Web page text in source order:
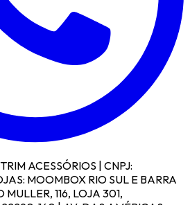
ACESSÓRIOS | CNPJ:
MOOMBOX RIO SUL E BARRA
116, LOJA 301,